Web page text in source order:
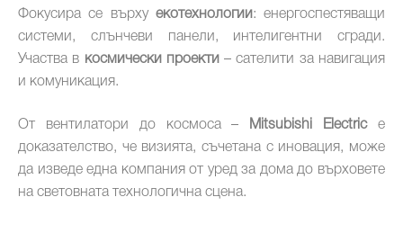
Фокусира се върху екотехнологии : енергоспестяващи
системи, слънчеви панели, интелигентни сгради.
Участва в космически проекти – сателити за навигация
и комуникация.
От вентилатори до космоса – Mitsubishi Electricе
доказателство, че визията, съчетана с иновация, може
да изведе една компания от уред за дома до върховете
на световната технологична сцена.